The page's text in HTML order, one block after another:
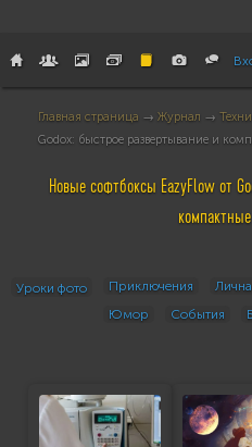
Главная страница → Журнал →
Godox: быстрое развертывание и
Новые софтбоксы EazyFlow от
Уроки фото Приключения
Юмор
События